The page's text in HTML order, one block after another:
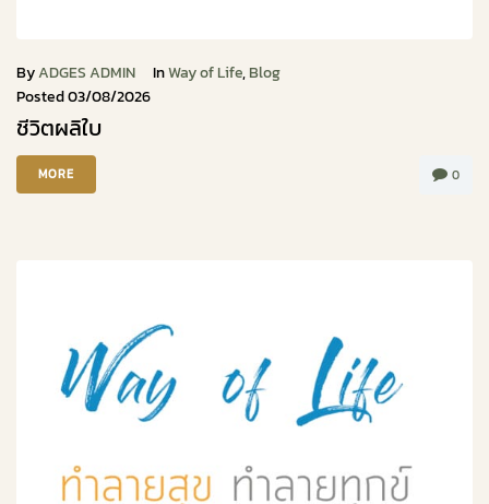
ByADGES ADMIN InWay of Life,Blog
Posted03/08/2026
ชีวิตผลิใบ
MORE 0